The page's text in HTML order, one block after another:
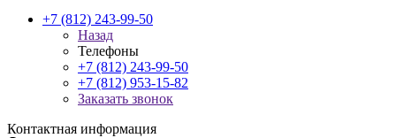
+7 (812) 243-99-50
Назад
Телефоны
+7 (812) 243-99-50
+7 (812) 953-15-82
Заказать звонок
Контактная информация